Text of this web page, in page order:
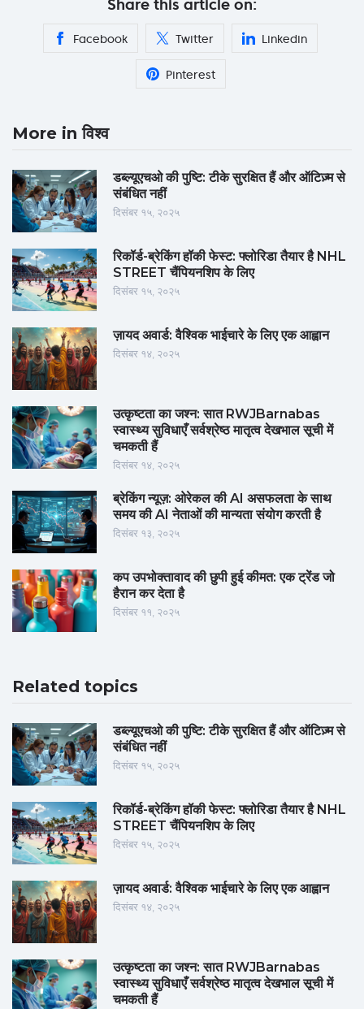
Share this article on:
Facebook Twitter Linkedin
Pinterest
More in विश्व
डब्ल्यूएचओ की पुष्टि: टीके सुरक्षित हैं और ऑटिज़्म से
संबंधित नहीं
दिसंबर १५, २०२५
रिकॉर्ड-ब्रेकिंग हॉकी फेस्ट: फ्लोरिडा तैयार है NHL
STREET चैंपियनशिप के लिए
दिसंबर १५, २०२५
ज़ायद अवार्ड: वैश्विक भाईचारे के लिए एक आह्वान
दिसंबर १४, २०२५
उत्कृष्टता का जश्न: सात RWJBarnabas
स्वास्थ्य सुविधाएँ सर्वश्रेष्ठ मातृत्व देखभाल सूची में
चमकती हैं
दिसंबर १४, २०२५
ब्रेकिंग न्यूज़: ओरेकल की AI असफलता के साथ
समय की AI नेताओं की मान्यता संयोग करती है
दिसंबर १३, २०२५
कप उपभोक्तावाद की छुपी हुई कीमत: एक ट्रेंड जो
हैरान कर देता है
दिसंबर ११, २०२५
Related topics
डब्ल्यूएचओ की पुष्टि: टीके सुरक्षित हैं और ऑटिज़्म से
संबंधित नहीं
दिसंबर १५, २०२५
रिकॉर्ड-ब्रेकिंग हॉकी फेस्ट: फ्लोरिडा तैयार है NHL
STREET चैंपियनशिप के लिए
दिसंबर १५, २०२५
ज़ायद अवार्ड: वैश्विक भाईचारे के लिए एक आह्वान
दिसंबर १४, २०२५
उत्कृष्टता का जश्न: सात RWJBarnabas
स्वास्थ्य सुविधाएँ सर्वश्रेष्ठ मातृत्व देखभाल सूची में
चमकती हैं